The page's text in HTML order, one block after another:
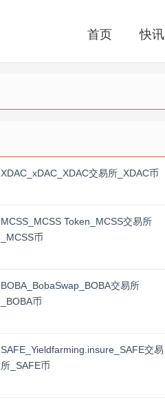
首页 快讯
XDAC_xDAC_XDAC交易所_XDAC币
MCSS_MCSS Token_MCSS交易所
_MCSS币
BOBA_BobaSwap_BOBA交易所
_BOBA币
SAFE_Yieldfarming.insure_SAFE交易
所_SAFE币